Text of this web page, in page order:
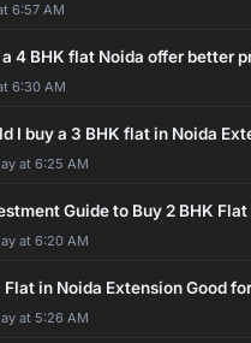
6:57 AM
4 BHK flat Noida offer better
6:30 AM
I buy a 3 BHK flat in Noida
at 6:25 AM
Guide to Buy 2 BHK Flat
at 6:20 AM
Flat in Noida Extension Good for
at 5:26 AM